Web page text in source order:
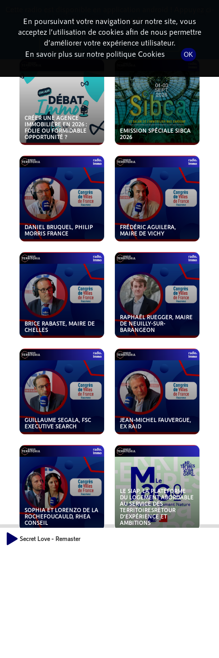
PODCASTS
CRÉER UNE AGENCE
IMMOBILIÈRE EN 2026 :
FOLIE OU FORMIDABLE
OPPORTUNITÉ ?
EMISSION SPÉCIALE SIBCA
2026
DANIEL BRUQUEL, PHILIP
MORRIS FRANCE
FRÉDÉRIC AGUILERA,
MAIRE DE VICHY
BRICE RABASTE, MAIRE DE
CHELLES
RAPHAËL RUEGGER, MAIRE
DE NEUILLY-SUR-
BARANGEON
GUILLAUME SEGALA, FSC
EXECUTIVE SEARCH
JEAN-MICHEL FAUVERGUE,
EX RAID
SOPHIA ET LORENZO DE LA
ROCHEFOUCAULD, RHEA
CONSEIL
LE SIAP, LA PLATEFORME
DU LOGEMENT ABORDABLE
AU SERVICE DES
TERRITOIRESRETOUR
D'EXPÉRIENCE ET
AMBITIONS
Secret Love - Remaster
En poursuivant votre navigation sur notre site, vous
acceptez l’utilisation de cookies afin de nous permettre
d’améliorer votre expérience utilisateur.
En savoir plus sur notre politique Cookies
OK
dessous pour l'installer.
Non merci Télécharger l'application